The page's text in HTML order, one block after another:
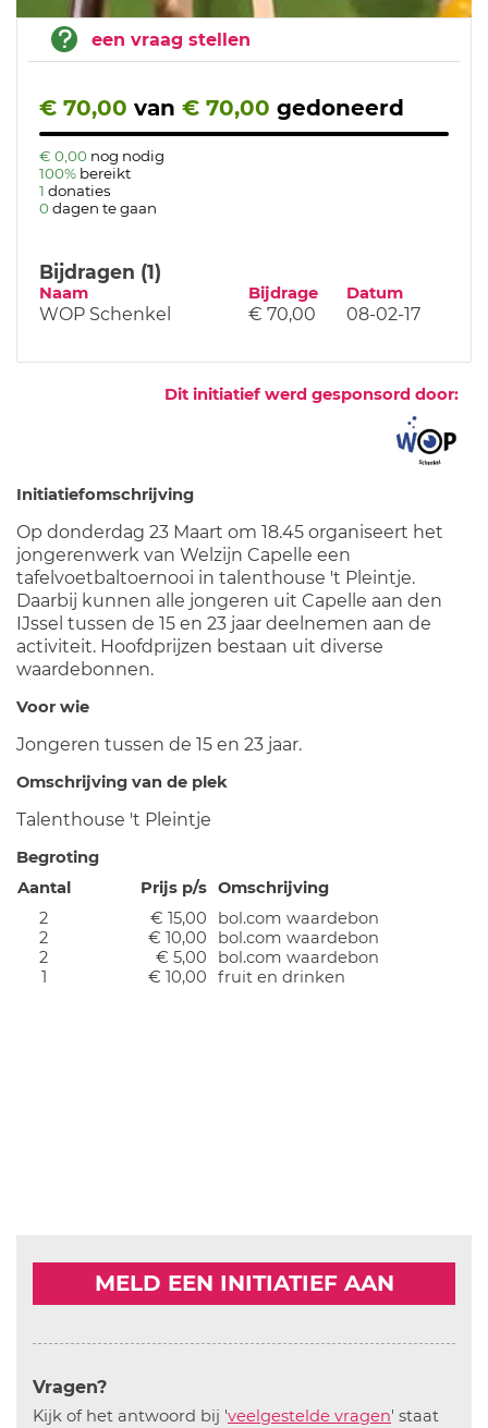
een vraag stellen
€ 70,00 van € 70,00 gedoneerd
€ 0,00 nog nodig
100% bereikt
1 donaties
0 dagen te gaan
Bijdragen (1)
Naam Bijdrage Datum
WOP Schenkel € 70,00 08-02-17
Dit initiatief werd gesponsord door:
Initiatiefomschrijving
Op donderdag 23 Maart om 18.45 organiseert het
jongerenwerk van Welzijn Capelle een
tafelvoetbaltoernooi in talenthouse 't Pleintje.
Daarbij kunnen alle jongeren uit Capelle aan den
IJssel tussen de 15 en 23 jaar deelnemen aan de
activiteit. Hoofdprijzen bestaan uit diverse
waardebonnen.
Voor wie
Jongeren tussen de 15 en 23 jaar.
Omschrijving van de plek
Talenthouse 't Pleintje
Begroting
Aantal
Prijs p/s Omschrijving
2
€ 15,00
bol.com waardebon
2
€ 10,00
bol.com waardebon
2
€ 5,00
bol.com waardebon
1
€ 10,00 fruit en drinken
MELD EEN INITIATIEF AAN
Vragen?
Kijk of het antwoord bij 'veelgestelde vragen' staat